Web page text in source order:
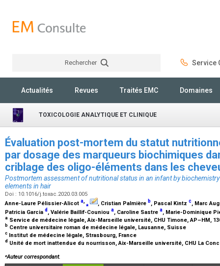
Rechercher Service
Actualités Revues Traités EMC Domaines
TOXICOLOGIE ANALYTIQUE ET CLINIQUE
Évaluation post-mortem du statut
par dosage des marqueurs biochimiques
criblage des oligo-éléments dans les
Postmortem assessment of nutritional status in an infant by
elements in hair
Doi : 10.1016/j.toxac.2020.03.005
Anne-Laure Pélissier-Alicot a,⁎ , Cristian Palmière b, Pascal Kintz c, Marc
Patricia Garcia d , Valérie Baillif-Couniou a, Caroline Sastre a, Marie-Dominique
a Service de médecine légale, Aix-Marseille université, CHU Timone, AP–HM,
b Centre universitaire roman de médecine légale, Lausanne, Suisse
c Institut de médecine légale, Strasbourg, France
d Unité de mort inattendue du nourrisson, Aix-Marseille université, CHU La
⁎Auteur correspondant.